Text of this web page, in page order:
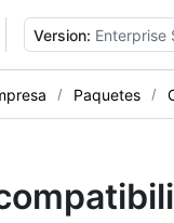
Version: Enterprise
Paquetes